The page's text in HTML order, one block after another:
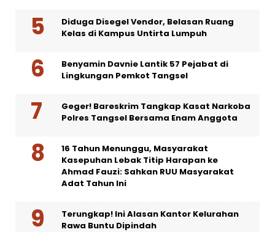
Diduga Disegel Vendor, Belasan Ruang
Kelas di Kampus Untirta Lumpuh
Benyamin Davnie Lantik 57 Pejabat di
Lingkungan Pemkot Tangsel
Geger! Bareskrim Tangkap Kasat Narkoba
Polres Tangsel Bersama Enam Anggota
16 Tahun Menunggu, Masyarakat
Kasepuhan Lebak Titip Harapan ke
Ahmad Fauzi: Sahkan RUU Masyarakat
Adat Tahun Ini
Terungkap! Ini Alasan Kantor Kelurahan
Rawa Buntu Dipindah